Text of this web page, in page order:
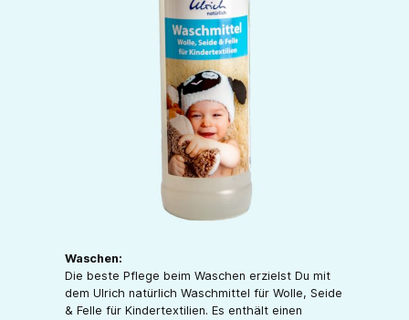
Waschen:
Die beste Pflege beim Waschen erzielst Du mit
dem Ulrich natürlich Waschmittel für Wolle, Seide
& Felle für Kindertextilien. Es enthält einen